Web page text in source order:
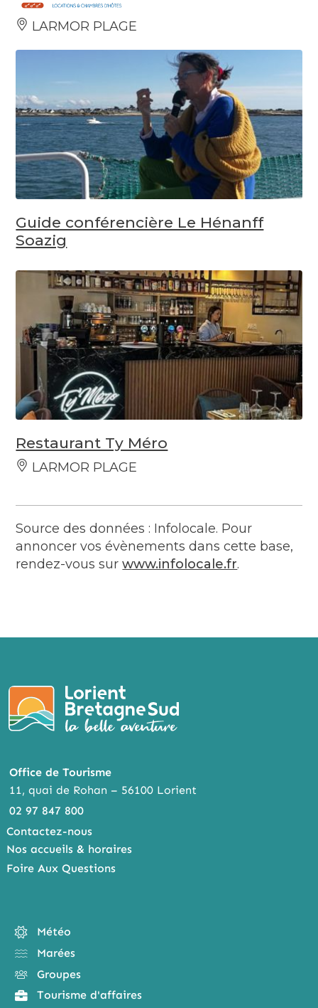
LARMOR PLAGE
Guide conférencière Le Hénanff
Soazig
Restaurant Ty Méro
LARMOR PLAGE
Source des données : Infolocale. Pour
annoncer vos évènements dans cette base,
rendez-vous surwww.infolocale.fr.
Office de Tourisme
11, quai de Rohan – 56100 Lorient
02 97 847 800
Contactez-nous
Nos accueils & horaires
Foire Aux Questions
Météo
Marées
Groupes
Tourisme d'affaires